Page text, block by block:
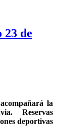
23 de
la
Reservas
deportivas